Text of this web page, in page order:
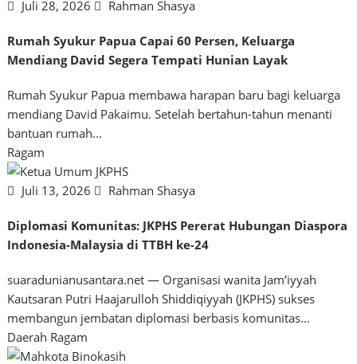
Juli 28, 2026 Rahman Shasya
Rumah Syukur Papua Capai 60 Persen, Keluarga
Mendiang David Segera Tempati Hunian Layak
Rumah Syukur Papua membawa harapan baru bagi keluarga
mendiang David Pakaimu. Setelah bertahun-tahun menanti
bantuan rumah...
Ragam
Juli 13, 2026 Rahman Shasya
Diplomasi Komunitas: JKPHS Pererat Hubungan Diaspora
Indonesia-Malaysia di TTBH ke-24
suaradunianusantara.net — Organisasi wanita Jam’iyyah
Kautsaran Putri Haajarulloh Shiddiqiyyah (JKPHS) sukses
membangun jembatan diplomasi berbasis komunitas...
Daerah Ragam